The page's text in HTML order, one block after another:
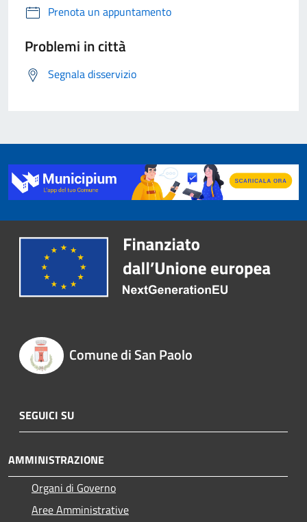
Prenota un appuntamento
Problemi in città
Segnala disservizio
Comune di San Paolo
SEGUICI SU
AMMINISTRAZIONE
Organi di Governo
Aree Amministrative